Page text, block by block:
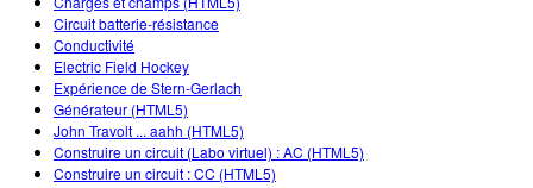
Maths
Chimie
Sciences de la Terre
Biologie
Customizable Sims
Start a Free Trial
Purchase a License
Parcourir les activités
Partager vos activités
Activity Contribution Guidelines
Ateliers virtuels
RECHERCHE
INITIATIVES
Design inclusif
PhET mondial
S'IDENTIFIER / S'INSCRIRE
Circuit batterie-résistance
Conductivité
Electric Field Hockey
Expérience de Stern-Gerlach
Générateur (HTML5)
John Travolt ... aahh (HTML5)
Construire un circuit (Labo virtuel) : AC (HTML5)
Construire un circuit : CC (HTML5)